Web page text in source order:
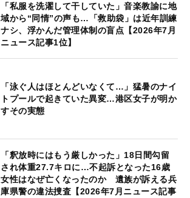
「私服を洗濯して干していた」音楽教諭に地
域から“同情”の声も…「救助袋」は近年訓練
ナシ、浮かんだ管理体制の盲点【2026年7月
ニュース記事1位】
「泳ぐ人はほとんどいなくて…」猛暑のナイ
トプールで起きていた異変…港区女子が明か
すその実態
「釈放時にはもう厳しかった」18日間勾留
され体重27.7キロに…不起訴となった16歳
女性はなぜ亡くなったのか 遺族が訴える兵
庫県警の違法捜査【2026年7月ニュース記事